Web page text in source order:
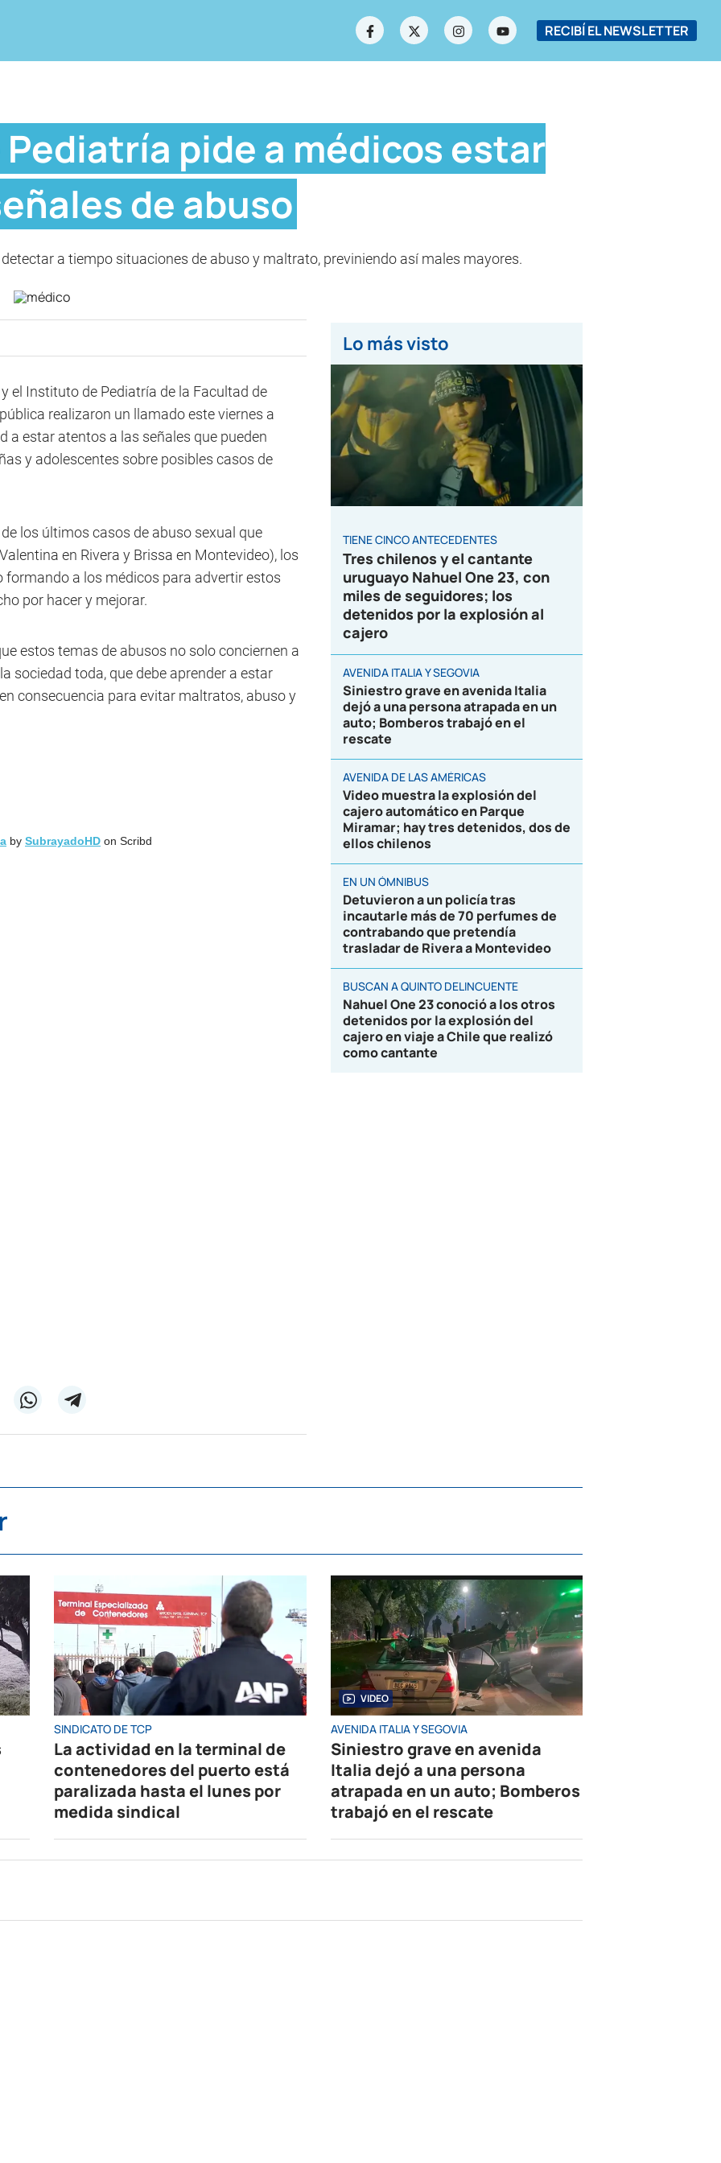
RECIBÍ EL NEWSLETTER
pide a médicos estar
de abuso
a tiempo situaciones de abuso y maltrato, previniendo así males mayores.
el Instituto de Pediatría de la Facultad de
realizaron un llamado este viernes a
a estar atentos a las señales que pueden
y adolescentes sobre posibles casos de
los últimos casos de abuso sexual que
en Rivera y Brissa en Montevideo), los
formando a los médicos para advertir estos
por hacer y mejorar.
estos temas de abusos no solo conciernen a
sociedad toda, que debe aprender a estar
consecuencia para evitar maltratos, abuso y
by SubrayadoHD on Scribd
Lo más visto
TIENE CINCO ANTECEDENTES
Tres chilenos y el cantante
uruguayo Nahuel One 23, con
miles de seguidores; los
detenidos por la explosión al
cajero
AVENIDA ITALIA Y SEGOVIA
Siniestro grave en avenida Italia
dejó a una persona atrapada en un
auto; Bomberos trabajó en el
rescate
AVENIDA DE LAS AMÉRICAS
Video muestra la explosión del
cajero automático en Parque
Miramar; hay tres detenidos, dos de
ellos chilenos
EN UN ÓMNIBUS
Detuvieron a un policía tras
incautarle más de 70 perfumes de
contrabando que pretendía
trasladar de Rivera a Montevideo
BUSCAN A QUINTO DELINCUENTE
Nahuel One 23 conoció a los otros
detenidos por la explosión del
cajero en viaje a Chile que realizó
como cantante
SINDICATO DE TCP
La actividad en la terminal de
contenedores del puerto está
paralizada hasta el lunes por
medida sindical
VIDEO
AVENIDA ITALIA Y SEGOVIA
Siniestro grave en avenida
Italia dejó a una persona
atrapada en un auto; Bomberos
trabajó en el rescate